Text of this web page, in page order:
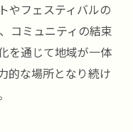
やフェスティバルの
コミュニティの結束
を通じて地域が一体
的な場所となり続け